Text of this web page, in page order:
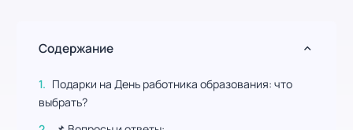
Содержание
Подарки на День работника образования: что
выбрать?